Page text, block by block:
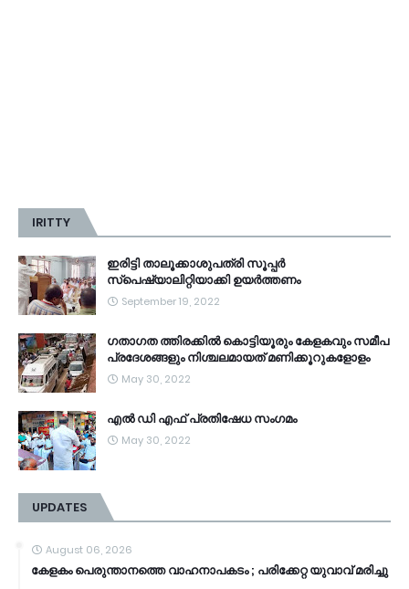
IRITTY
ഇരിട്ടി താലൂക്കാശുപത്രി സൂപ്പർ
സ്‌പെഷ്യാലിറ്റിയാക്കി ഉയർത്തണം
September 19, 2022
ഗതാഗത ത്തിരക്കിൽ കൊട്ടിയൂരും കേളകവും സമീപ
പ്രദേശങ്ങളും നിശ്ചലമായത് മണിക്കൂറുകളോളം
May 30, 2022
എൽ ഡി എഫ് പ്രതിഷേധ സംഗമം
May 30, 2022
UPDATES
August 06, 2026
കേളകം പെരുന്താനത്തെ വാഹനാപകടം ; പരിക്കേറ്റ യുവാവ് മരിച്ചു